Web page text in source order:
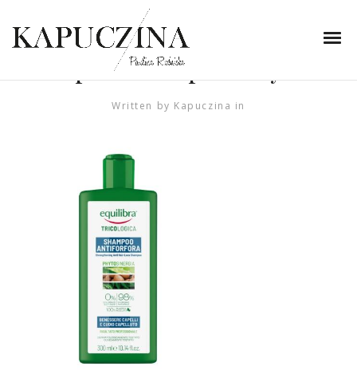
3 listopada 2023
equlibra-szampon-
przeciwlupiezowy
Written by Kapuczina in